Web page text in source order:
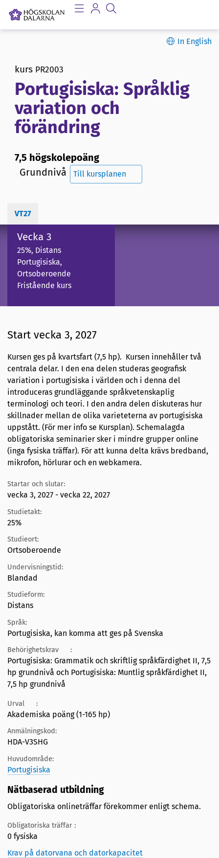
In English
kurs PR2003
Portugisiska: Språklig
variation och
förändring
7,5 högskolepoäng
Grundnivå
Till kursplanen
VT27
Vecka 3
25%, Distans
Portugisiska,
Ortsoberoende
Fristående kurs
Start vecka 3, 2027
Kursen ges på kvartsfart (7,5 hp). Kursen innehåller två
centrala delar. I den ena delen studeras geografisk
variation i portugisiska i världen och i denna del
introduceras grundläggande språkvetenskaplig
terminologi och teori. I den andra delen diskuteras hur
skillnader mellan de olika varieteterna av portugisiska
uppstått. (För mer info se Kursplan). Schemalagda
obligatoriska seminarier sker i mindre grupper online
(inga fysiska träffar). För att kunna delta krävs bredband,
mikrofon, hörlurar och en webkamera.
Startar och slutar:
vecka 3, 2027 - vecka 22, 2027
Studietakt:
25%
Studieort:
Ortsoberoende
Undervisningstid:
Blandad
Studieform:
Distans
Språk:
Portugisiska, kan komma att ges på Svenska
Behörighetskrav :
Portugisiska: Grammatik och skriftlig språkfärdighet II, 7,5
hp grundnivå och Portugisiska: Muntlig språkfärdighet II,
7,5 hp grundnivå
Urval :
Akademiska poäng (1-165 hp)
Anmälningskod:
HDA-V3SHG
Huvudområde:
Portugisiska
Nätbaserad utbildning
Obligatoriska onlineträffar förekommer enligt schema.
Obligatoriska träffar :
0 fysiska
Krav på datorvana och datorkapacitet